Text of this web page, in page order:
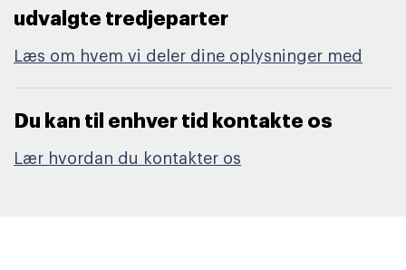
udvalgte tredjeparter​
Læs om hvem vi deler dine oplysninger med
Du kan til enhver tid kontakte os​
Lær hvordan du kontakter os